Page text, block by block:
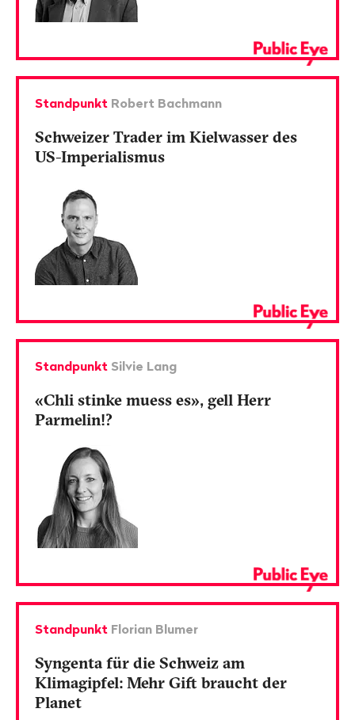
Standpunkt Robert Bachmann
Schweizer Trader im Kielwasser des
US-Imperialismus
Standpunkt Silvie Lang
«Chli stinke muess es», gell Herr
Parmelin!?
Standpunkt Florian Blumer
Syngenta für die Schweiz am
Klimagipfel: Mehr Gift braucht der
Planet